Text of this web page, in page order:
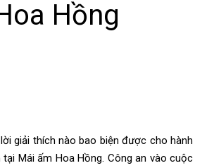
Hồng
giải thích nào bao biện được cho hành
Mái ấm Hoa Hồng. Công an vào cuộc